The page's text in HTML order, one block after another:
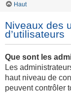
Haut
Niveaux des
d’utilisateurs
Que sont les
Les
haut niveau de
peuvent contrôler